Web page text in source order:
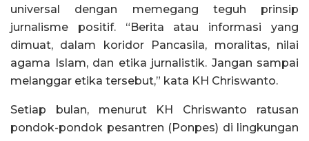
universal dengan memegang teguh prinsip
jurnalisme positif. “Berita atau informasi yang
dimuat, dalam koridor Pancasila, moralitas, nilai
agama Islam, dan etika jurnalistik. Jangan sampai
melanggar etika tersebut,” kata KH Chriswanto.
Setiap bulan, menurut KH Chriswanto ratusan
pondok-pondok pesantren (Ponpes) di lingkungan